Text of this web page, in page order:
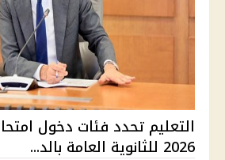
التعليم تحدد فئات دخول
2026 للثانوية العامة بالد...